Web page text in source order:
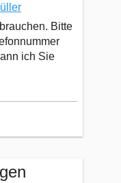
Bitte
ich Sie